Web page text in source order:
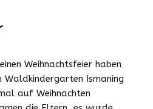
Weihnachtsfeier haben
Waldkindergarten Ismaning
auf Weihnachten